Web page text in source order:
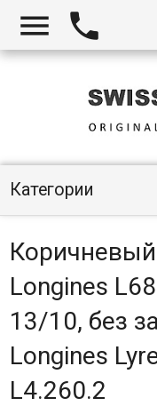
 
Категории
Longines
13/10, без
Longines
L4.260.2